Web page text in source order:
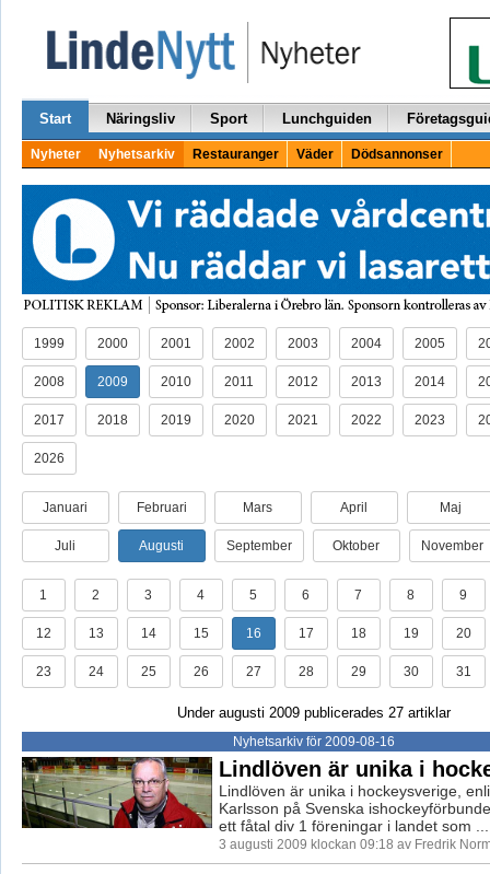
Start Näringsliv Sport Lunchguiden
Nyheter Nyhetsarkiv Restauranger Väder Dödsannonser
1999 2000 2001 2002 2003 2004 2005
2008 2009 2010 2011 2012 2013 2014
2017 2018 2019 2020 2021 2022 2023
2026
Januari Februari Mars April Maj
Juli Augusti September Oktober November
1 2 3 4 5 6 7 8 9
12 13 14 15 16 17 18 19 20
23 24 25 26 27 28 29 30 31
Under augusti 2009 publicerades 27 artiklar
Nyhetsarkiv för 2009-08-16
Lindlöven är unika i
Lindlöven är unika i hockeysverige,
Karlsson på Svenska
ett fåtal div 1 föreningar i landet som ...
3 augusti 2009 klockan 09:18 av Fredrik